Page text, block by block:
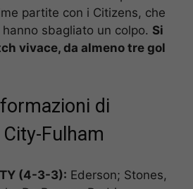
partite con i Citizens, che
sbagliato un colpo. Si
vivace, da almeno tre gol
di
Fulham
(4-3-3): Ederson; Stones,